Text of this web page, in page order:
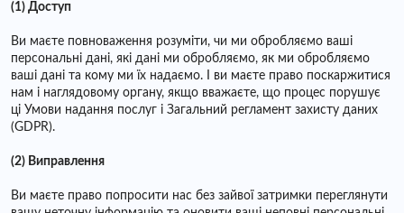
(1) Доступ
Ви маєте повноваження розуміти, чи ми обробляємо ваші
персональні дані, які дані ми обробляємо, як ми обробляємо
ваші дані та кому ми їх надаємо. І ви маєте право поскаржитися
нам і наглядовому органу, якщо вважаєте, що процес порушує
ці Умови надання послуг і Загальний регламент захисту даних
(GDPR).
(2) Виправлення
Ви маєте право попросити нас без зайвої затримки переглянути